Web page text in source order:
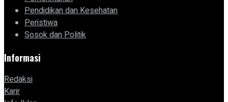
Pendidikan dan Kesehatan
Peristiwa
Sosok dan Politik
Informasi
Redaksi
Karir